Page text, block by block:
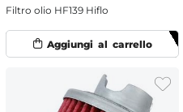
Filtro olio HF139 Hiflo